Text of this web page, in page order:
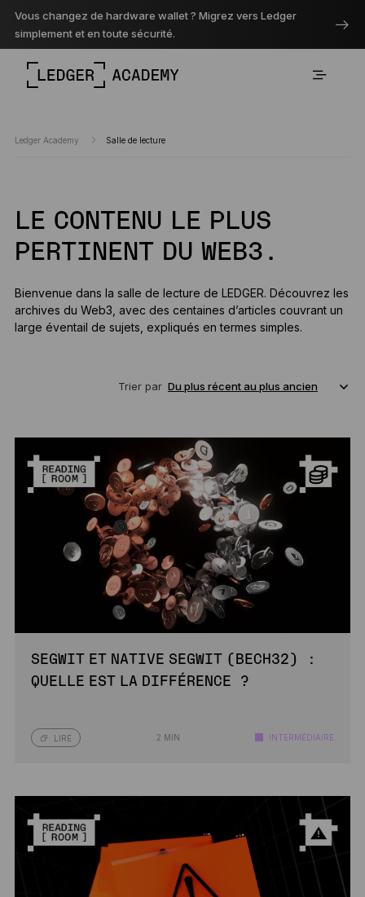
Vous changez de hardware wallet ? Migrez vers Ledger
simplement et en toute sécurité.
Ledger Academy Salle de lecture
LE CONTENU LE PLUS
PERTINENT DU WEB3.
Bienvenue dans la salle de lecture de LEDGER. Découvrez les
archives du Web3, avec des centaines d’articles couvrant un
large éventail de sujets, expliqués en termes simples.
Trier par
SEGWIT ET NATIVE SEGWIT (BECH32) :
QUELLE EST LA DIFFÉRENCE ?
LIRE 2 MIN INTERMÉDIAIRE